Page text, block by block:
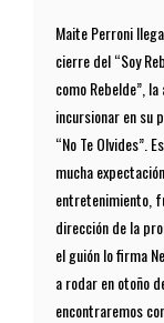
Maite Perroni
cierre del “Soy
como Rebelde”,
incursionar en su
“No Te Olvides”.
mucha
entretenimiento,
dirección de la
el guión lo firma
a rodar en otoño
encontraremos